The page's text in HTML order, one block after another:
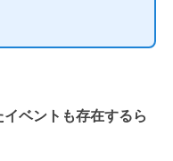
ベントも存在するら